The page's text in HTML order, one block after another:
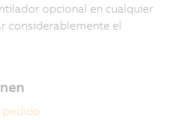
opcional en cualquier
considerablemente el
pedido